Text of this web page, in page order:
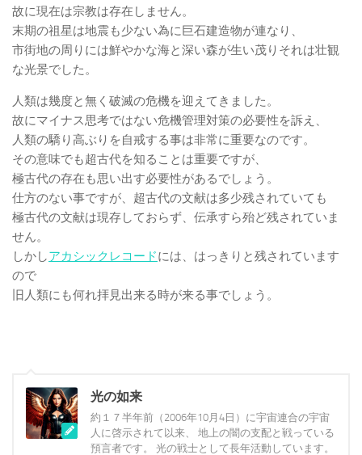
故に現在は宗教は存在しません。
末期の祖星は地震も少ない為に巨石建造物が連なり、
市街地の周りには鮮やかな海と深い森が生い茂りそれは壮観
な光景でした。
人類は幾度と無く破滅の危機を迎えてきました。
故にマイナス思考ではない危機管理対策の必要性を訴え、
人類の驕り高ぶりを自戒する事は非常に重要なのです。
その意味でも超古代を知ることは重要ですが、
極古代の存在も思い出す必要性があるでしょう。
仕方のない事ですが、超古代の文献は多少残されていても
極古代の文献は現存しておらず、伝承すら殆ど残されていま
せん。
しかしアカシックレコードには、はっきりと残されています
ので
旧人類にも何れ拝見出来る時が来る事でしょう。
光の如来
約１７半年前（2006年10月4日）に宇宙連合の宇宙
人に啓示されて以来、 地上の闇の支配と戦っている
預言者です。 光の戦士として長年活動しています。